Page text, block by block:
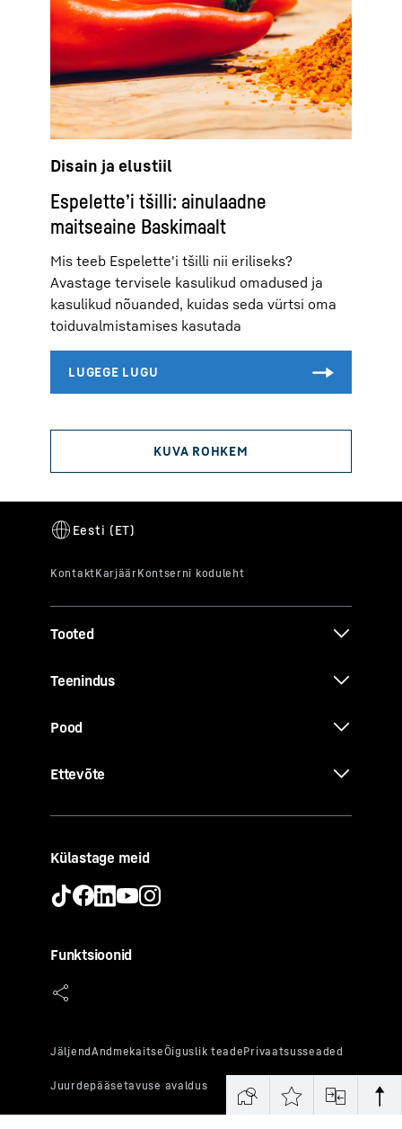
Disain ja elustiil
Espelette’i tšilli: ainulaadne
maitseaine Baskimaalt
Mis teeb Espelette'i tšilli nii eriliseks?
Avastage tervisele kasulikud omadused ja
kasulikud nõuanded, kuidas seda vürtsi oma
toiduvalmistamises kasutada
Tooted
Teenindus
Pood
Ettevõte
Külastage meid
Funktsioonid